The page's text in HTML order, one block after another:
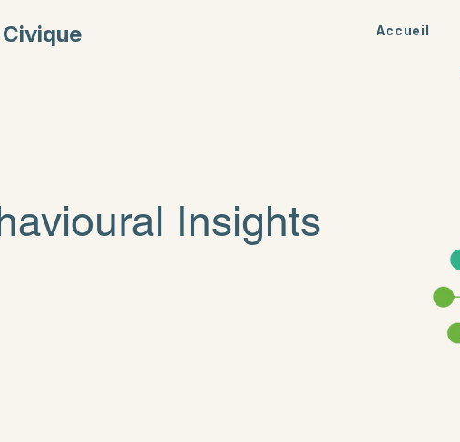
Accueil
Insights